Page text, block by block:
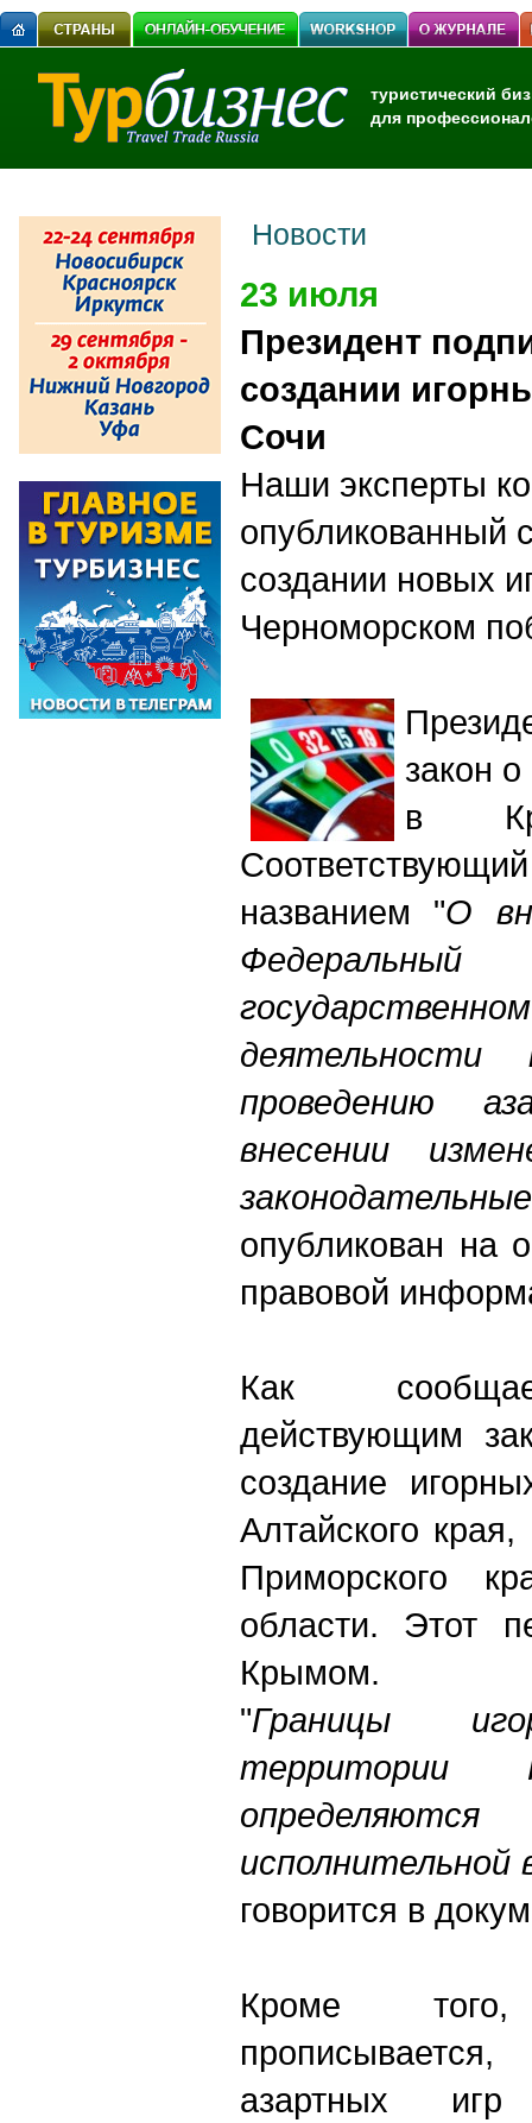
туристический
для
Новости
23 июля
Президент
создании
Сочи
Наши эксперты
опубликованный
создании новых
Черноморском
закон
в
названием "О
проведению
внесении
опубликован на
правовой
Как
действующим
создание
Алтайского
Приморского
области. Этот
Крымом.
"Границы
территории
исполнительной
говорится в
Кроме
прописывается,
азартных